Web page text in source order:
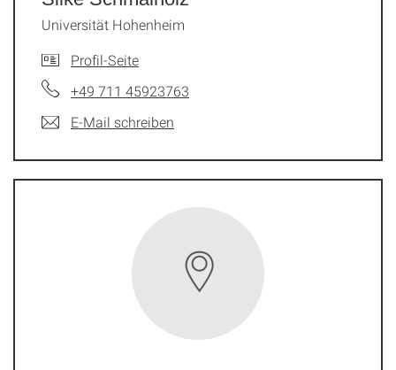
Universität Hohenheim
Profil-Seite
+49 711 45923763
E-Mail schreiben